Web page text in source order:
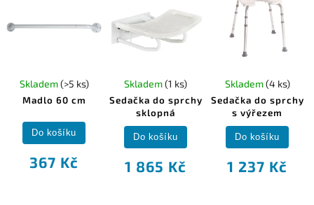
Madlo 60 cm
Skladem(>5 ks)
367 Kč
Do košíku
Sedačka do sprchy
sklopná
Skladem(1 ks)
1 865 Kč
Do košíku
Sedačka do sprchy
s výřezem
Skladem(4 ks)
1 237 Kč
Do košíku